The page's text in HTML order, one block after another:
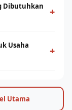
tinta yang
massal
Dibutuhkan
+
dengan
budget Anda.
Usaha
+
untuk order
saling
Utama